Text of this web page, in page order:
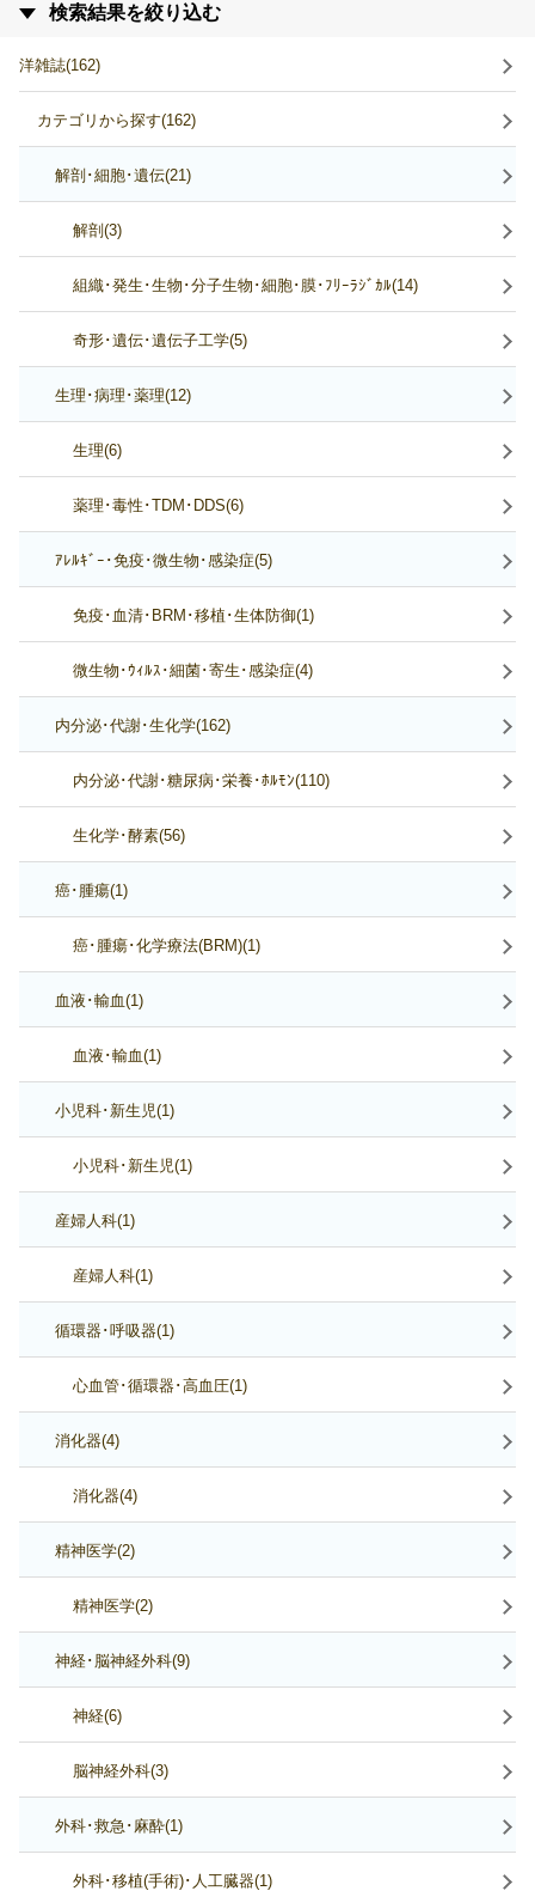
検索結果を絞り込む
洋雑誌(162)
カテゴリから探す(162)
解剖･細胞･遺伝(21)
解剖(3)
組織･発生･生物･分子生物･細胞･膜･ﾌﾘｰﾗｼﾞｶﾙ(14)
奇形･遺伝･遺伝子工学(5)
生理･病理･薬理(12)
生理(6)
薬理･毒性･TDM･DDS(6)
ｱﾚﾙｷﾞｰ･免疫･微生物･感染症(5)
免疫･血清･BRM･移植･生体防御(1)
微生物･ｳｨﾙｽ･細菌･寄生･感染症(4)
内分泌･代謝･生化学(162)
内分泌･代謝･糖尿病･栄養･ﾎﾙﾓﾝ(110)
生化学･酵素(56)
癌･腫瘍(1)
癌･腫瘍･化学療法(BRM)(1)
血液･輸血(1)
血液･輸血(1)
小児科･新生児(1)
小児科･新生児(1)
産婦人科(1)
産婦人科(1)
循環器･呼吸器(1)
心血管･循環器･高血圧(1)
消化器(4)
消化器(4)
精神医学(2)
精神医学(2)
神経･脳神経外科(9)
神経(6)
脳神経外科(3)
外科･救急･麻酔(1)
外科･移植(手術)･人工臓器(1)